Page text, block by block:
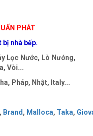
PHÁT
bị nhà bếp.
Lọc Nước, Lò Nướng,
Vòi...
Pháp, Nhật, Italy...
, Brand, Malloca, Taka,